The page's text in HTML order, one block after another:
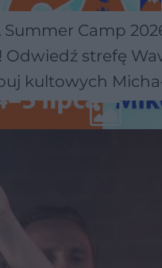
Summer Camp
Odwiedź strefę
kultowych